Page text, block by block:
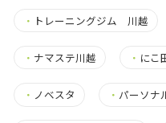
・ トレーニングジム 川越
・ ナマステ川越 ・ に
・ ノベスタ ・ パーソナ